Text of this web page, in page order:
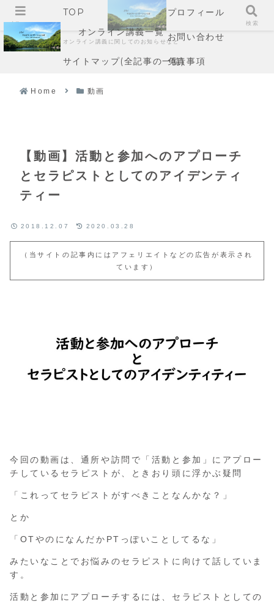
TOP
プロフィール
オンライン講義一覧
オンライン講義に関してのお知らせなどお問い合わせ
サイトマップ(全記事の一覧)免責事項
Home 動画
【動画】活動と参加へのアプローチ
とセラピストとしてのアイデンティ
ティー
2018.12.07 2020.03.28
（当サイトの記事内にはアフェリエイトなどの広告が表示され
ています）
今回の動画は、通所や訪問で「活動と参加」にアプロー
チしているセラピストが、ときおり頭に浮かぶ疑問
「これってセラピストがすべきことなんかな？」
とか
「OTやのになんだかPTっぽいことしてるな」
みたいなことでお悩みのセラピストに向けて話していま
す。
活動と参加にアプローチするには、セラピストとしての
メニュー 検索